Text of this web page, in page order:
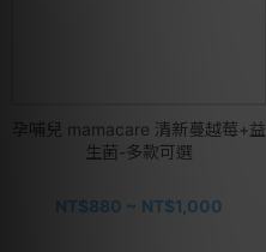
孕哺兒 mamacare 清新蔓越莓+益
生菌-多款可選
NT$880 ~ NT$1,000